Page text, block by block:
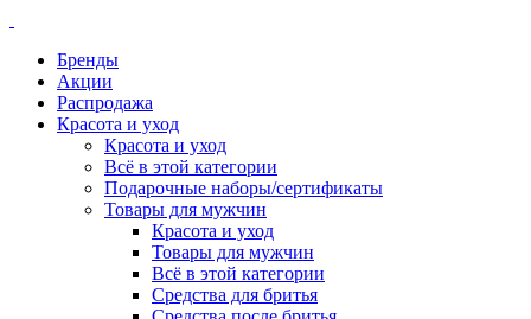
Бренды
Акции
Распродажа
Красота и уход
Красота и уход
Всё в этой категории
Подарочные наборы/сертификаты
Товары для мужчин
Красота и уход
Товары для мужчин
Всё в этой категории
Средства для бритья